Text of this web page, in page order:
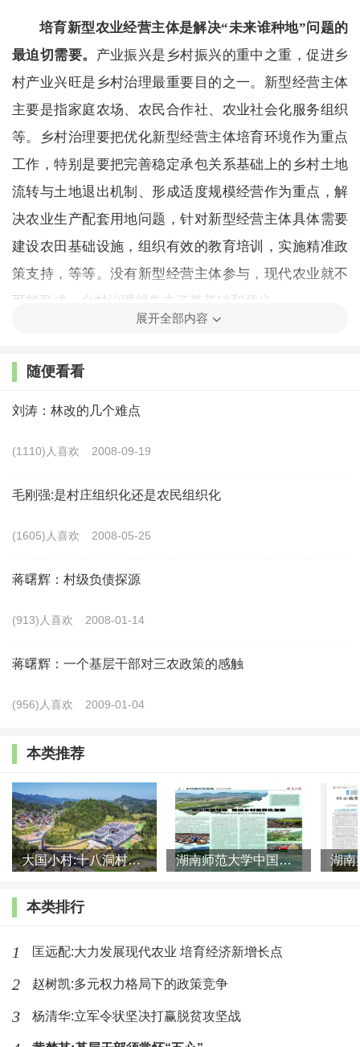
培育新型农业经营主体是解决“未来谁种地”问题的
最迫切需要。 产业振兴是乡村振兴的重中之重，促进乡
村产业兴旺是乡村治理最重要目的之一。新型经营主体
主要是指家庭农场、农民合作社、农业社会化服务组织
等。乡村治理要把优化新型经营主体培育环境作为重点
工作，特别是要把完善稳定承包关系基础上的乡村土地
流转与土地退出机制、形成适度规模经营作为重点，解
决农业生产配套用地问题，针对新型经营主体具体需要
建设农田基础设施，组织有效的教育培训，实施精准政
策支持，等等。没有新型经营主体参与，现代农业就不
可能形成，乡村治理就失去了其基础和意义。
乡村可持续发展，没有年轻人参与是不可能实现
的。吸引年轻人返乡就业创业，就要创造出适合年轻人
从事面朝黄土背朝天的繁重劳动，他们更青睐新技术、
新领域。
近些年来，年轻人返乡创业内容主要集中在四个领
（2022年）》显示，2021年全国植保无人机保有量12.1
万架、年作业10.7亿亩次。无人机喷药不仅提高了配药
动中解放出来，因此受到农业生产者的欢迎。无人机经
愿意放弃，大都只管种和收，疏于田间管理，影响农业
耕种农户的土地，覆盖种子、肥料、植保、灌溉、机
耕、机播、机收各环节，实行一条龙服务，把小农户纳
入现代农业体系之中，同时实现了规模化、机械化和专
货。近年来，网红经济在乡村盛行，一些年轻人利用新
民增收致富典型，甚至发展为当地的龙头企业。四是发
展民宿旅游。民宿旅游业依托特色资源，集地方民居、
展开全部内容
随便看看
刘涛：林改的几个难点
(1110)人喜欢 2008-09-19
毛刚强:是村庄组织化还是农民组织化
(1605)人喜欢 2008-05-25
蒋曙辉：村级负债探源
(913)人喜欢 2008-01-14
蒋曙辉：一个基层干部对三农政策的感触
(956)人喜欢 2009-01-04
本类推荐
大国小村:十八洞村的现代变迁是一道美丽的风景线 湖南师范大学中国乡村振兴研究院课题组:突出地域特色 推进乡村
本类排行
1 匡远配:大力发展现代农业 培育经济新增长点
2 赵树凯:多元权力格局下的政策竞争
3 杨清华:立军令状坚决打赢脱贫攻坚战